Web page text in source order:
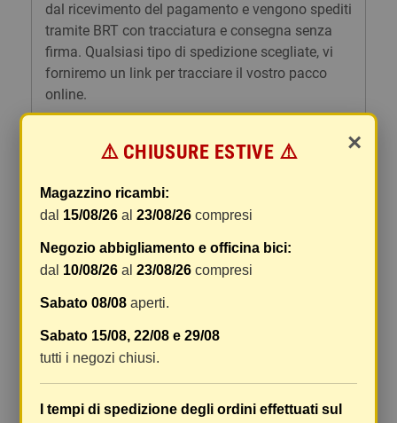
dal ricevimento del pagamento e vengono spediti
tramite BRT con tracciatura e consegna senza
firma. Qualsiasi tipo di spedizione scegliate, vi
forniremo un link per tracciare il vostro pacco
online.
gestione e imballaggio e le spese postali. I costi
variano a seconda del peso totale della
spedizione. Vi consigliamo di raggruppare i
possibile raggruppare due ordini distinti
effettuati separatamente, pertanto le spese di
spedizione saranno addebitate per ognuno di
essi. Il vostro pacco sarà inviato a vostro rischio,
ma viene prestata un'attenzione particolare in
caso di oggetti fragili.
Le scatole hanno dimensioni adeguatamente
ampie e i vostri articoli son ben protetti.
×
⚠️ CHIUSURE ESTIVE ⚠️
Magazzino ricambi:
dal 15/08/26 al23/08/26 compresi
Negozio abbigliamento e officina bici:
dal 10/08/26 al23/08/26 compresi
Sabato 08/08 aperti.
Sabato 15/08, 22/08 e 29/08
tutti i negozi chiusi.
I tempi di spedizione degli ordini effettuati sul